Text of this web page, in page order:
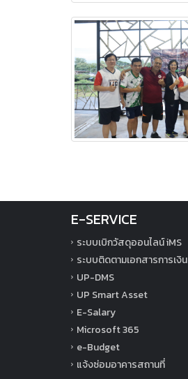
E-SERVICE
ระบบเบิกวัสดุออนไลน์ iMS
ระบบติดตามเอกสารการเงิน
UP-DMS
UP Smart Asset
E-Salary
Microsoft 365
e-Budget
แจ้งซ่อมอาคารสถานที่